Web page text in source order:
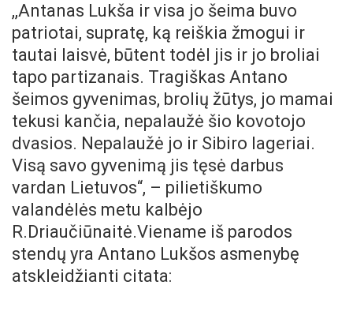
,,Antanas Lukša ir visa jo šeima buvo
patriotai, supratę, ką reiškia žmogui ir
tautai laisvė, būtent todėl jis ir jo broliai
tapo partizanais. Tragiškas Antano
šeimos gyvenimas, brolių žūtys, jo mamai
tekusi kančia, nepalaužė šio kovotojo
dvasios. Nepalaužė jo ir Sibiro lageriai.
Visą savo gyvenimą jis tęsė darbus
vardan Lietuvos“, – pilietiškumo
valandėlės metu kalbėjo
R.Driaučiūnaitė.Viename iš parodos
stendų yra Antano Lukšos asmenybę
atskleidžianti citata: